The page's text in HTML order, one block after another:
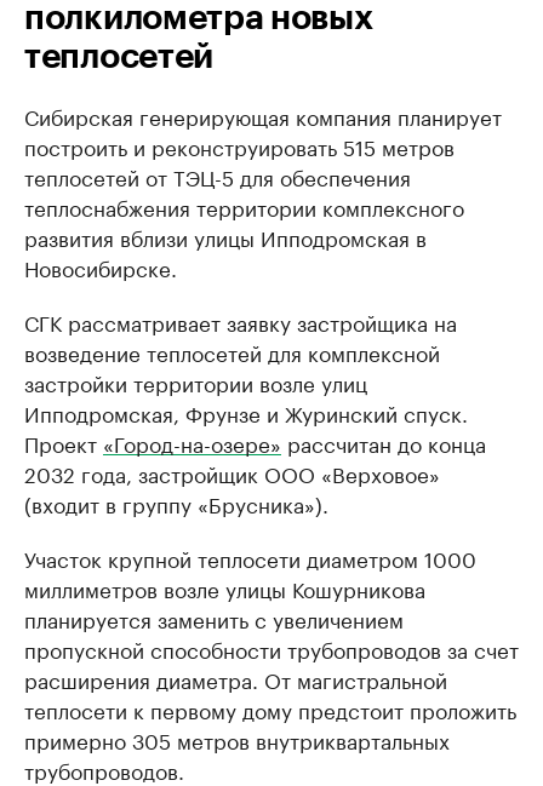
полкилометра новых
теплосетей
Сибирская генерирующая компания планирует
построить и реконструировать 515 метров
теплосетей от ТЭЦ-5 для обеспечения
теплоснабжения территории комплексного
развития вблизи улицы Ипподромская в
Новосибирске.
СГК рассматривает заявку застройщика на
возведение теплосетей для комплексной
застройки территории возле улиц
Ипподромская, Фрунзе и Журинский спуск.
Проект «Город-на-озере» рассчитан до конца
2032 года, застройщик ООО «Верховое»
(входит в группу «Брусника»).
Участок крупной теплосети диаметром 1000
миллиметров возле улицы Кошурникова
планируется заменить с увеличением
пропускной способности трубопроводов за счет
расширения диаметра. От магистральной
теплосети к первому дому предстоит проложить
примерно 305 метров внутриквартальных
трубопроводов.